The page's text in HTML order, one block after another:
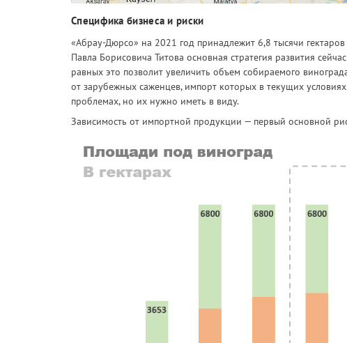
Специфика бизнеса и риски
«Абрау-Дюрсо» на 2021 год принадлежит 6,8 тысячи
Павла Борисовича Титова основная стратегия развития
равных это позволит увеличить объем собираемого
от зарубежных саженцев, импорт которых в текущих
проблемах, но их нужно иметь в виду.
Зависимость от импортной продукции — первый основной